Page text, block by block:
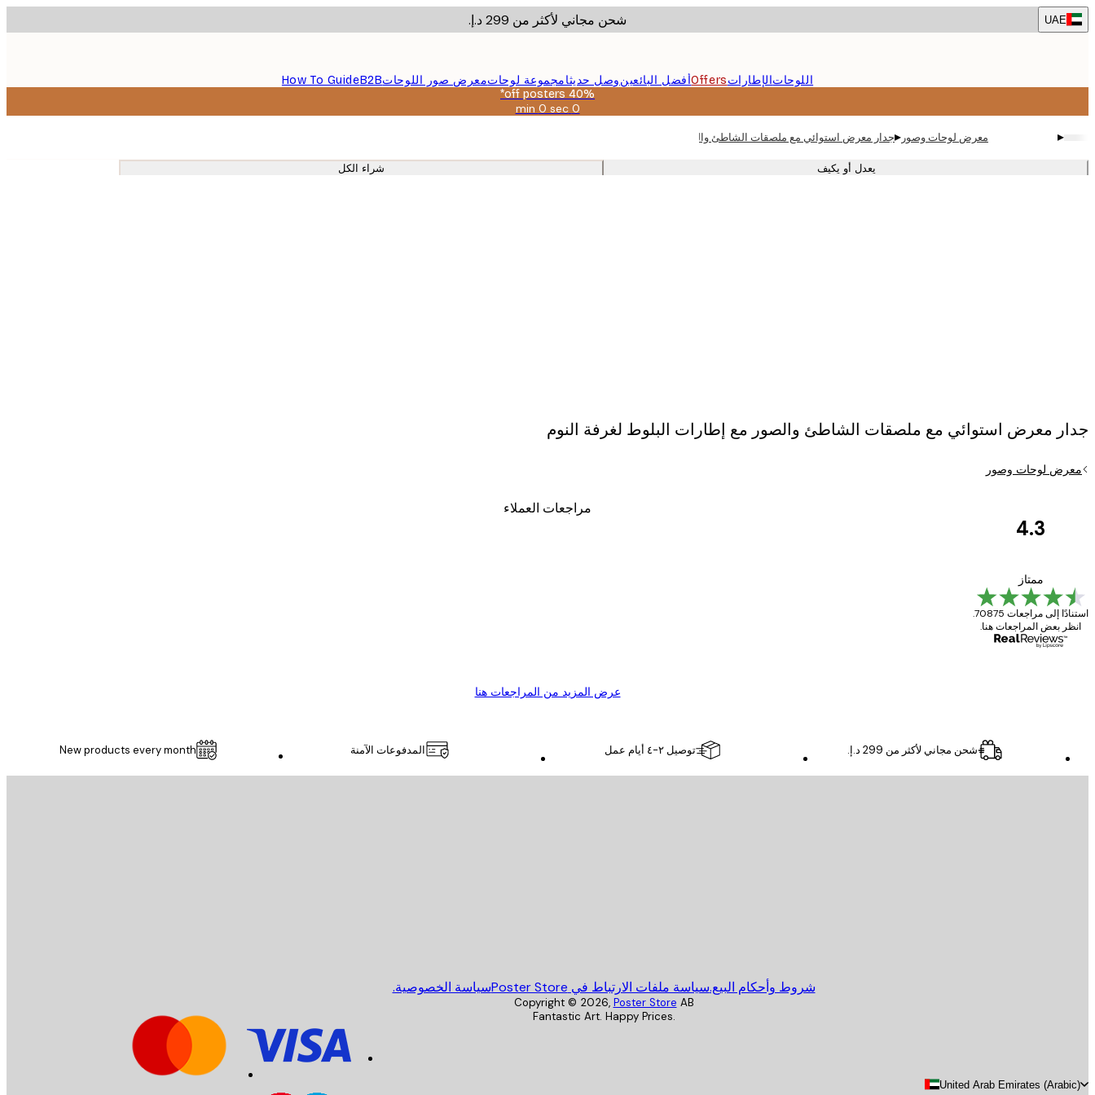
Skip
to
UAE شحن مجاني لأكثر من ‏299 د.إ.‏
اللوحاتالإطاراتOffersأفضل البائعينوصل حديثامجموعة لوحاتمعرض صور اللوحاتB2B
How To Guide
40% off posters*
0 min
0 secصالحة
08-
▸ معرض لوحات وصور ▸جدار معرض استوائي مع ملصقات الشاطئ والصور مع إطارات البلوط لغرفة النوم
يعدل أو يكيف شراء الكل
جدار معرض استوائي مع ملصقات الشاطئ والصور مع إطارات البلوط لغرفة النوم
معرض لوحات وصور
مراجعات العملاء
4.3
ممتاز
استنادًا إلى مراجعات 70875.
انظر بعض المراجعات هنا.
عرض المزيد من المراجعات هنا
شحن مجاني لأكثر من ‏299 د.إ.‏ توصيل ٢-٤ أيام عمل المدفوعات الآمنة New products every month
شروط وأحكام البيع.سياسة ملفات الارتباط في Poster Store سياسة الخصوصية.
United Arab Emirates (Arabic)
Copyright © 2026, Poster Store AB
Fantastic Art. Happy Prices.